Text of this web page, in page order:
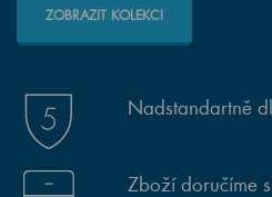
ZOBRAZIT KOLEKCI
Nadstandartně
Zboží doručíme